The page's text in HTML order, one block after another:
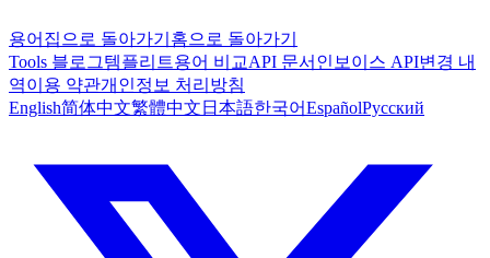
용어집으로 돌아가기 홈으로 돌아가기
Tools 블로그템플리트용어 비교API 문서 인보이스 API변경 내
역이용 약관개인정보 처리방침
English简体中文繁體中文 日本語한국어EspañolРусский